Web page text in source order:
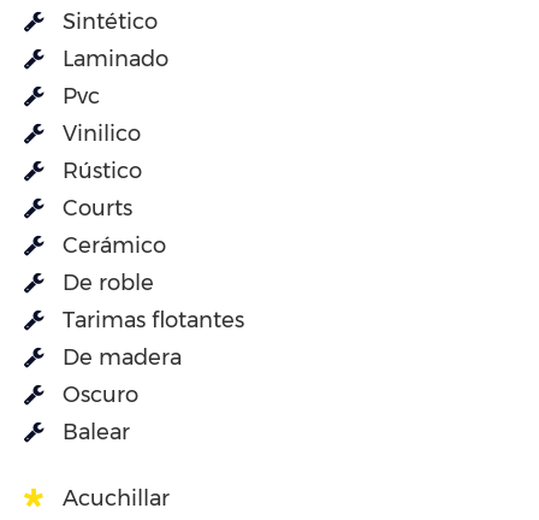
Sintético
Laminado
Pvc
Vinilico
Rústico
Courts
Cerámico
De roble
Tarimas flotantes
De madera
Oscuro
Balear
Acuchillar